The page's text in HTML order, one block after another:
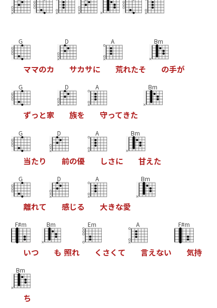
G
ママのカ
D
サカサに
A
荒れたそ
Bm
の手が
G
ずっ と家
D
族を
A
守ってきた
Bm
G
当たり
D
前の優
A
しさに
Bm
甘えた
G
離れて
D
感じる
A
大きな愛
Bm
F#m
いつ
Bm
も 照れ
Em
く さく て
A
言えない
F#m
気持
Bm
ち